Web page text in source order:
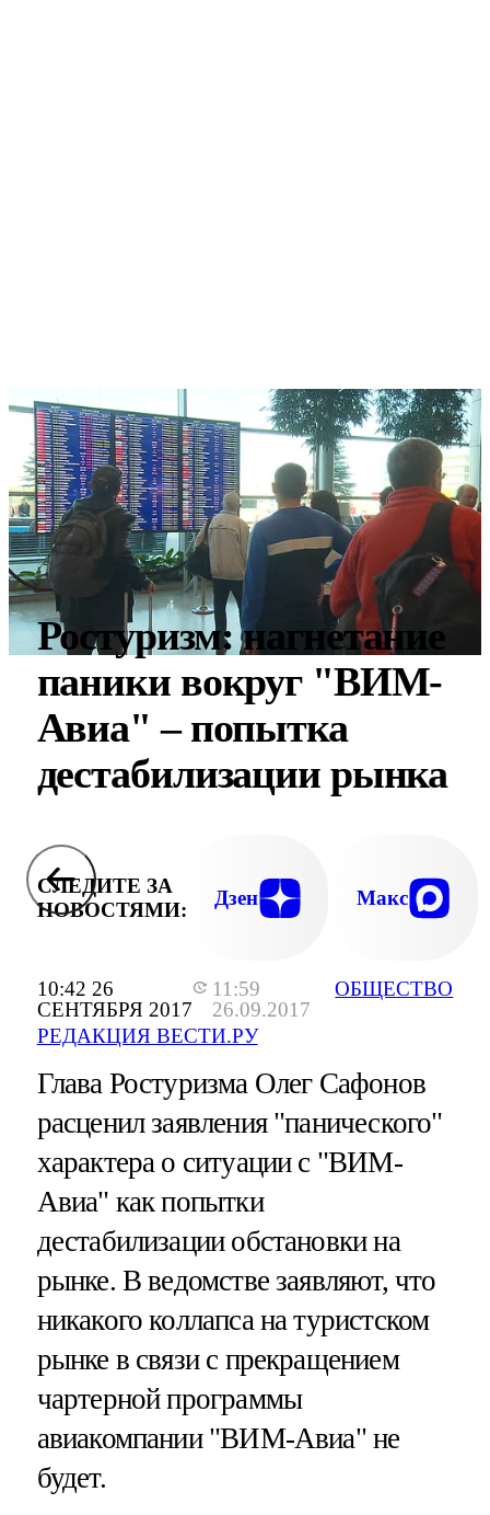
10:42 26
СЕНТЯБРЯ 2017
11:59
26.09.2017
РЕДАКЦИЯ ВЕСТИ.РУ
ОБЩЕСТВО
Ростуризм: нагнетание
паники вокруг "ВИМ-
Авиа" – попытка
дестабилизации рынка
СЛЕДИТЕ ЗА
НОВОСТЯМИ:
Дзен Макс
Глава Ростуризма Олег Сафонов
расценил заявления "панического"
характера о ситуации с "ВИМ-
Авиа" как попытки
дестабилизации обстановки на
рынке. В ведомстве заявляют, что
никакого коллапса на туристском
рынке в связи с прекращением
чартерной программы
авиакомпании "ВИМ-Авиа" не
будет.